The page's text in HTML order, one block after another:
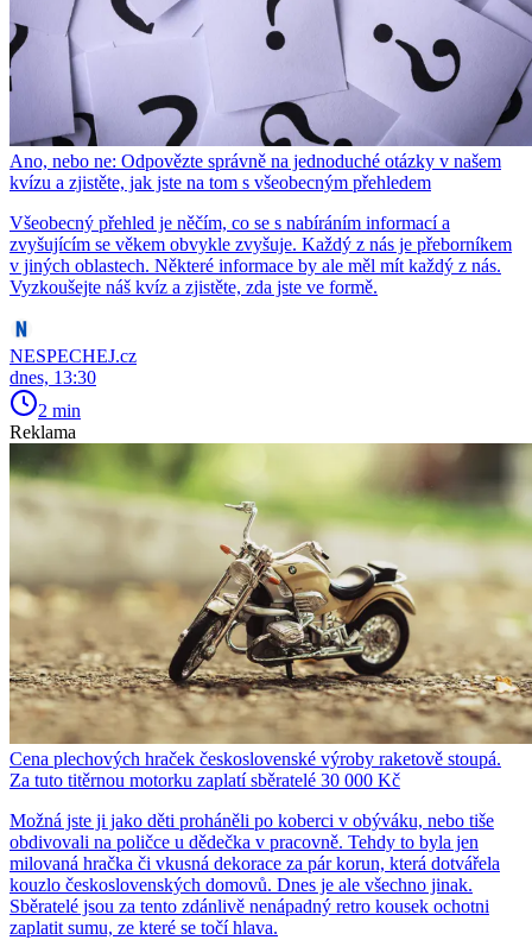
Ano, nebo ne: Odpovězte správně na jednoduché otázky v našem
kvízu a zjistěte, jak jste na tom s všeobecným přehledem
Všeobecný přehled je něčím, co se s nabíráním informací a
zvyšujícím se věkem obvykle zvyšuje. Každý z nás je přeborníkem
v jiných oblastech. Některé informace by ale měl mít každý z nás.
Vyzkoušejte náš kvíz a zjistěte, zda jste ve formě.
NESPECHEJ.cz
dnes, 13:30
2 min
Reklama
Cena plechových hraček československé výroby raketově stoupá.
Za tuto titěrnou motorku zaplatí sběratelé 30 000 Kč
Možná jste ji jako děti proháněli po koberci v obýváku, nebo tiše
obdivovali na poličce u dědečka v pracovně. Tehdy to byla jen
milovaná hračka či vkusná dekorace za pár korun, která dotvářela
kouzlo československých domovů. Dnes je ale všechno jinak.
Sběratelé jsou za tento zdánlivě nenápadný retro kousek ochotni
zaplatit sumu, ze které se točí hlava.